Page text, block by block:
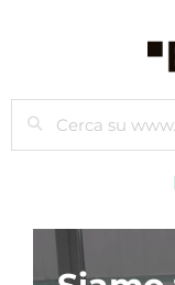
Cercare